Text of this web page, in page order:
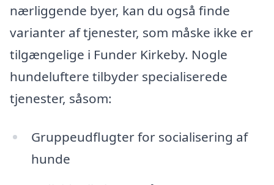
nærliggende byer, kan du også finde
varianter af tjenester, som måske ikke er
tilgængelige i Funder Kirkeby. Nogle
hundeluftere tilbyder specialiserede
tjenester, såsom:
Gruppeudflugter for socialisering af
hunde